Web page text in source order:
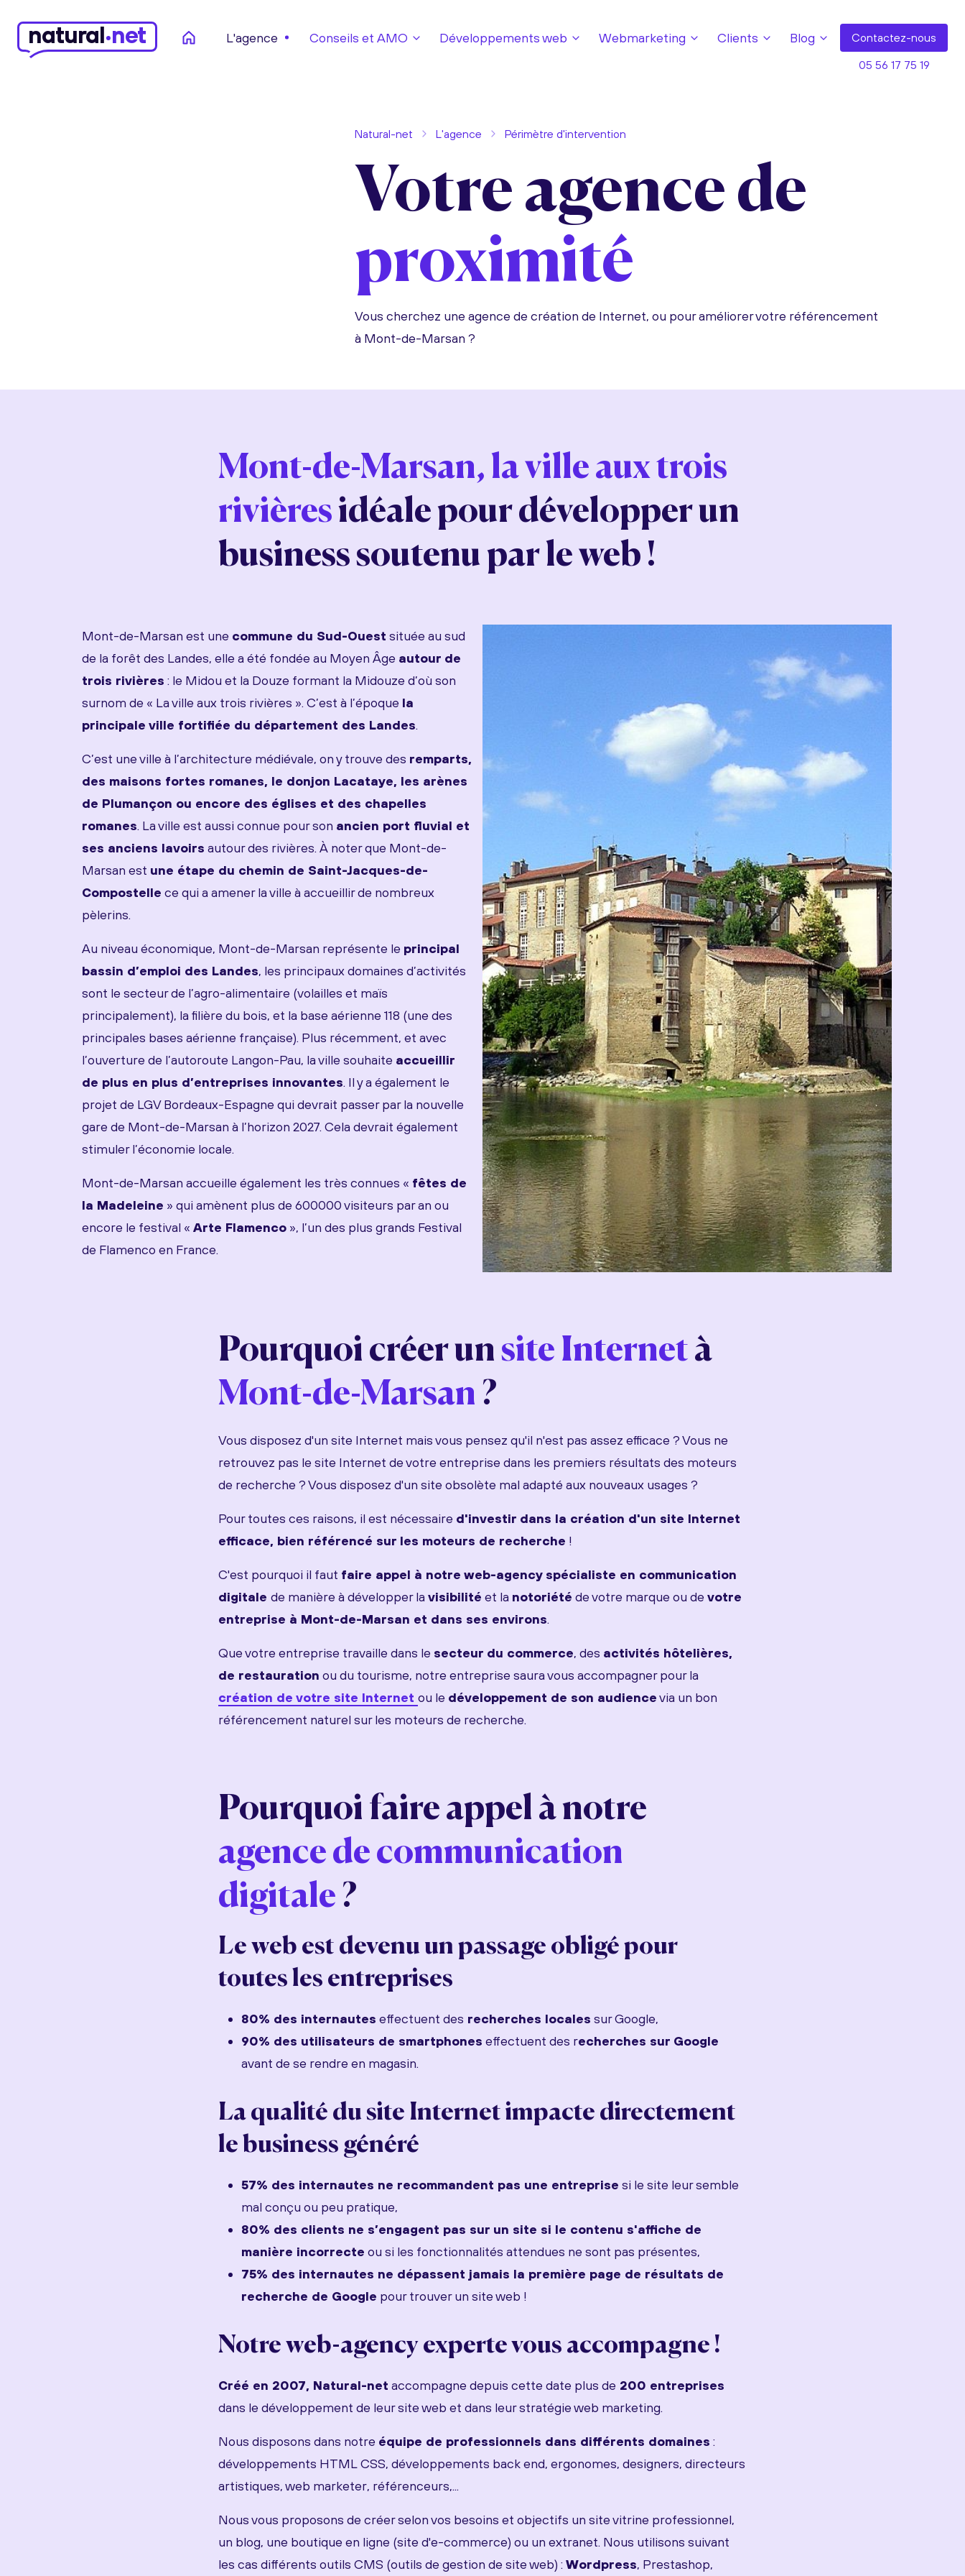
natural net L'agence Conseils et AMO Développements web Webmarketing Clients Blog Contactez-nous
05 56 17 75 19
Natural-net L'agence Périmètre d'intervention
Votre agence de
proximité
Vous cherchez une agence de création de Internet, ou pour améliorer votre référencement
à Mont-de-Marsan ?
Mont-de-Marsan, la ville aux trois
rivièresidéale pour développer un
business soutenu par le web !
Mont-de-Marsan est une commune du Sud-Ouest située au sud
de la forêt des Landes, elle a été fondée au Moyen Âge autour de
trois rivières : le Midou et la Douze formant la Midouze d’où son
surnom de « La ville aux trois rivières ». C’est à l’époque la
principale ville fortifiée du département des Landes.
C’est une ville à l’architecture médiévale, on y trouve des remparts,
des maisons fortes romanes, le donjon Lacataye, les arènes
de Plumançon ou encore des églises et des chapelles
romanes. La ville est aussi connue pour son ancien port fluvial et
ses anciens lavoirs autour des rivières. À noter que Mont-de-
Marsan est une étape du chemin de Saint-Jacques-de-
Compostelle ce qui a amener la ville à accueillir de nombreux
pèlerins.
Au niveau économique, Mont-de-Marsan représente le principal
bassin d’emploi des Landes, les principaux domaines d’activités
sont le secteur de l’agro-alimentaire (volailles et maïs
principalement), la filière du bois, et la base aérienne 118 (une des
principales bases aérienne française). Plus récemment, et avec
l’ouverture de l’autoroute Langon-Pau, la ville souhaite accueillir
de plus en plus d’entreprises innovantes. Il y a également le
projet de LGV Bordeaux-Espagne qui devrait passer par la nouvelle
gare de Mont-de-Marsan à l’horizon 2027. Cela devrait également
stimuler l’économie locale.
Mont-de-Marsan accueille également les très connues « fêtes de
la Madeleine » qui amènent plus de 600000 visiteurs par an ou
encore le festival « Arte Flamenco », l’un des plus grands Festival
de Flamenco en France.
Pourquoi créer un site Internet à
Mont-de-Marsan ?
Vous disposez d'un site Internet mais vous pensez qu'il n'est pas assez efficace ? Vous ne
retrouvez pas le site Internet de votre entreprise dans les premiers résultats des moteurs
de recherche ? Vous disposez d'un site obsolète mal adapté aux nouveaux usages ?
Pour toutes ces raisons, il est nécessaire d'investir dans la création d'un site Internet
efficace, bien référencé sur les moteurs de recherche !
C'est pourquoi il faut faire appel à notre web-agency spécialiste en communication
digitale de manière à développer la visibilité et la notoriété de votre marque ou de votre
entreprise à Mont-de-Marsan et dans ses environs.
Que votre entreprise travaille dans le secteur du commerce, des activités hôtelières,
de restauration ou du tourisme, notre entreprise saura vous accompagner pour la
création de votre site Internet ou le développement de son audiencevia un bon
référencement naturel sur les moteurs de recherche.
Pourquoi faire appel à notre
agence de communication
digitale ?
Le web est devenu un passage obligé pour
toutes les entreprises
80% des internautes effectuent des recherches locales sur Google,
90% des utilisateurs de smartphones effectuent des recherches sur Google
avant de se rendre en magasin.
La qualité du site Internet impacte directement
le business généré
57% des internautes ne recommandent pas une entreprise si le site leur semble
mal conçu ou peu pratique,
80% des clients ne s’engagent pas sur un site si le contenu s'affiche de
manière incorrecte ou si les fonctionnalités attendues ne sont pas présentes,
75% des internautes ne dépassent jamais la première page de résultats de
recherche de Google pour trouver un site web !
Notre web-agency experte vous accompagne !
Créé en 2007, Natural-net accompagne depuis cette date plus de 200 entreprises
dans le développement de leur site web et dans leur stratégie web marketing.
Nous disposons dans notre équipe de professionnels dans différents domaines :
développements HTML CSS, développements back end, ergonomes, designers, directeurs
artistiques, web marketer, référenceurs,...
Nous vous proposons de créer selon vos besoins et objectifs un site vitrine professionnel,
un blog, une boutique en ligne (site d'e-commerce) ou un extranet. Nous utilisons suivant
les cas différents outils CMS (outils de gestion de site web) : Wordpress, Prestashop,